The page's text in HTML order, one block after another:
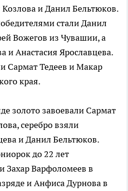
Козлова и Данил Бельтюков.
стали Данил
Вожегов из Чувашии, а
и Анастасия Ярославцева.
Сармат Тедеев и Макар
края.
золото завоевали Сармат
серебро взяли
и Данил Бельтюков.
до 22 лет
Захар Варфоломеев в
и Анфиса Дурнова в